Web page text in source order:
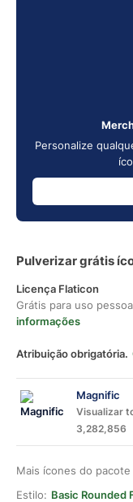
Personalize
Pulverizar grátis
Licença Flaticon
Grátis para uso
informações
Atribuição obrigatória.
Magnific
Visualizar
3,282,856
Mais ícones do pacote
Estilo: Basic Rounded